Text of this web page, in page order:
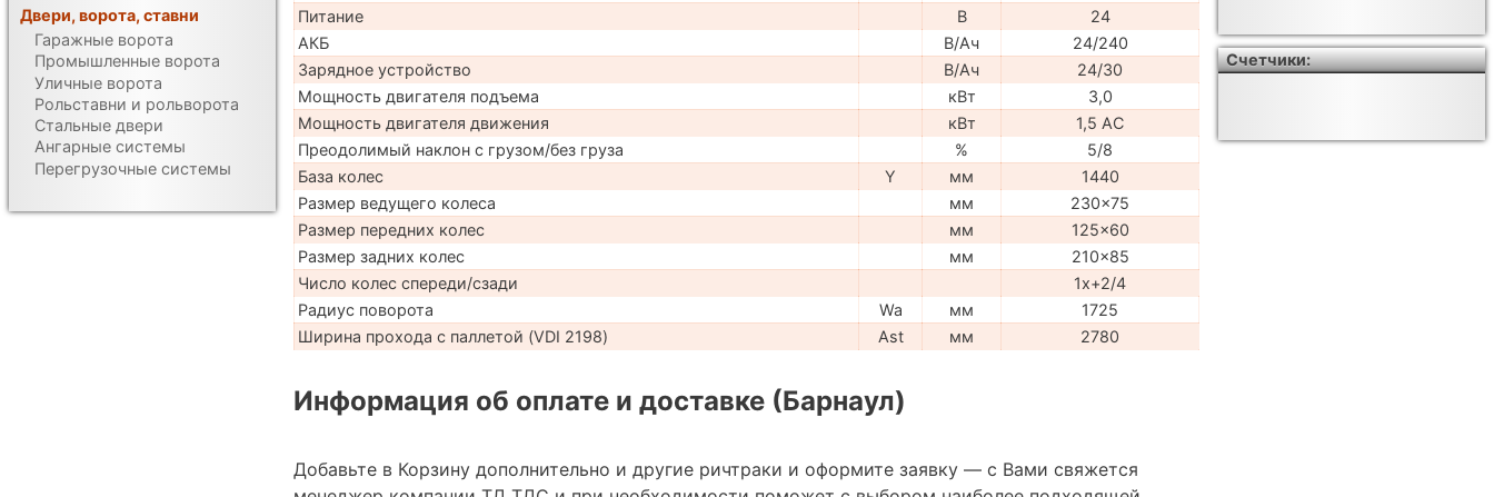
Питание
В
24
АКБ
В/Ач
24/240
Зарядное устройство
В/Ач
24/30
Мощность двигателя подъема
кВт
3,0
Мощность двигателя движения
кВт
1,5 AC
Преодолимый наклон с грузом/без груза
%
5/8
База колес
Y мм
1440
Размер ведущего колеса
мм
230x75
Размер передних колес
мм
125x60
Размер задних колес
мм
210x85
Число колес спереди/сзади
1x+2/4
Радиус поворота
Wa мм
1725
Ширина прохода с паллетой (VDI 2198)
Ast мм 2780
Информация об оплате и доставке (Барнаул)
Добавьте в Корзину дополнительно и другие ричтраки и оформите заявку — с Вами свяжется
Двери, ворота, ставни
Гаражные ворота
Промышленные ворота
Уличные ворота
Рольставни и рольворота
Стальные двери
Ангарные системы
Перегрузочные системы
Счетчики: